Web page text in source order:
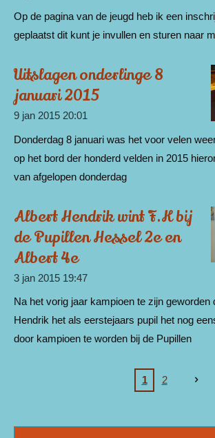
Op de pagina van de jeugd heb ik een
geplaatst dit kunt je invullen en sturen naar
Uitslagen onderlinge 8
januari 2015
9 jan 2015 20:01
Donderdag 8 januari was het voor velen
op het bord der honderd velden in 2015
van afgelopen donderdag
Albert Hendrik wint F.K bij
de Pupillen Hessel 2e en
Albert 4e
3 jan 2015 19:47
Na het vorig jaar kampioen te zijn geworden
Hendrik het als eerstejaars pupil het nog
door kampioen te worden bij de Pupillen
1 2